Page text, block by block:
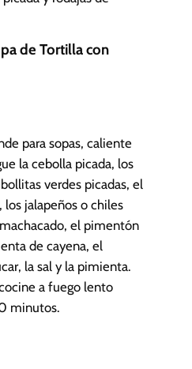
de Tortilla con
para sopas, caliente
la cebolla picada, los
verdes picadas, el
jalapeños o chiles
el pimentón
de cayena, el
la sal y la pimienta.
a fuego lento
minutos.